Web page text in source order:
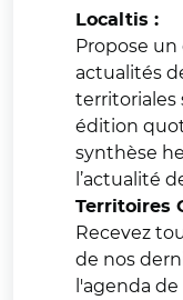
Localtis :
Propose
actualités
territoriales
édition
synthèse
l’actualité
Territoires
Recevez
de nos
l'agenda